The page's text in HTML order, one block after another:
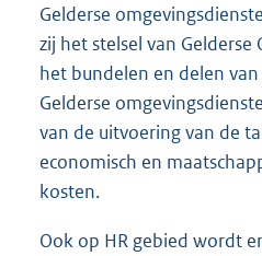
Gelderse
zij het stelsel van
het bundelen en delen
Gelderse
van de uitvoering van de
economisch en
kosten.
Ook op HR gebied wordt